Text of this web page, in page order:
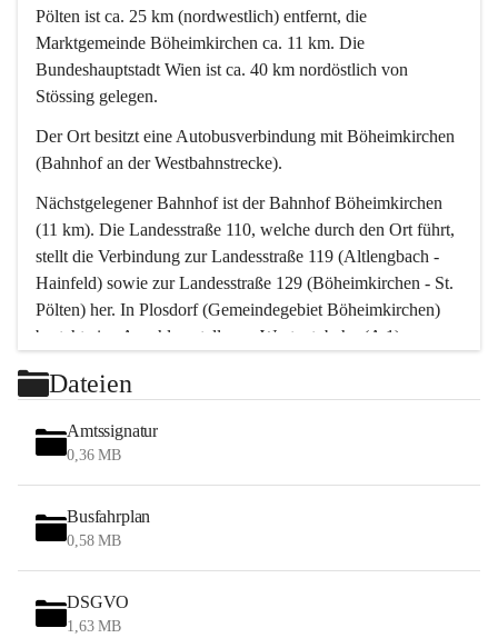
Pölten ist ca. 25 km (nordwestlich) entfernt, die
Marktgemeinde Böheimkirchen ca. 11 km. Die
Bundeshauptstadt Wien ist ca. 40 km nordöstlich von
Stössing gelegen.
Der Ort besitzt eine Autobusverbindung mit Böheimkirchen
(Bahnhof an der Westbahnstrecke).
Nächstgelegener Bahnhof ist der Bahnhof Böheimkirchen
(11 km). Die Landesstraße 110, welche durch den Ort führt,
stellt die Verbindung zur Landesstraße 119 (Altlengbach -
Hainfeld) sowie zur Landesstraße 129 (Böheimkirchen - St.
Pölten) her. In Plosdorf (Gemeindegebiet Böheimkirchen)
besteht eine Anschlussstelle zur Westautobahn (A 1).
Wien erreicht man in ca. 45 Minuten.
Stössing zählt noch zum Naherholungsraum Wien sowie
zum Naherholungsraum St. Pölten. Viele Bauernhöfe hatten
„ihre Wiener“. Seit 1960 bauten viele Wiener
Wochenendhäuser im Gemeindegebiet. Wegen des
waldreichen Jagdgebietes haben viele Jagdpächter ihre
Das Wandern ist aus touristischer Sicht die bedeutendste
Tätigkeit. Das hügelige Gebiet mit Wanderwegen durch
Dateien
Amtssignatur
0,36 MB
Busfahrplan
0,58 MB
DSGVO
1,63 MB